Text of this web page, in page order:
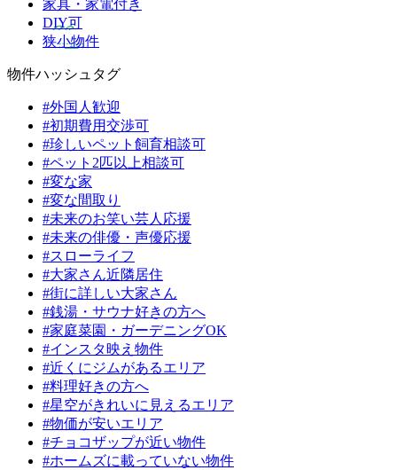
家具・家電付き
DIY可
狭小物件
物件ハッシュタグ
#外国人歓迎
#初期費用交渉可
#珍しいペット飼育相談可
#ペット2匹以上相談可
#変な家
#変な間取り
#未来のお笑い芸人応援
#未来の俳優・声優応援
#スローライフ
#大家さん近隣居住
#街に詳しい大家さん
#銭湯・サウナ好きの方へ
#家庭菜園・ガーデニングOK
#インスタ映え物件
#近くにジムがあるエリア
#料理好きの方へ
#星空がきれいに見えるエリア
#物価が安いエリア
#チョコザップが近い物件
#ホームズに載っていない物件